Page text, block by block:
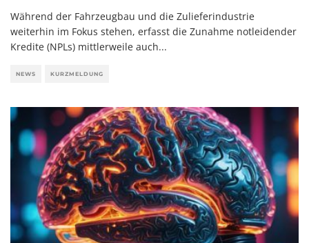
Während der Fahrzeugbau und die Zulieferindustrie
weiterhin im Fokus stehen, erfasst die Zunahme notleidender
Kredite (NPLs) mittlerweile auch...
NEWS KURZMELDUNG